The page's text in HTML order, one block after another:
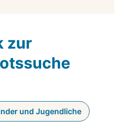
zur
und Jugendliche